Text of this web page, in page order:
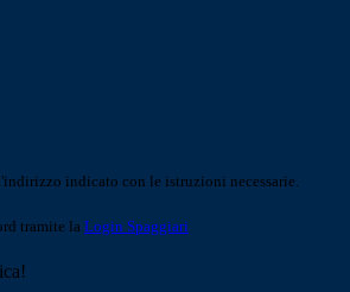
indicato con le istruzioni necessarie.
tramite la Login Spaggiari